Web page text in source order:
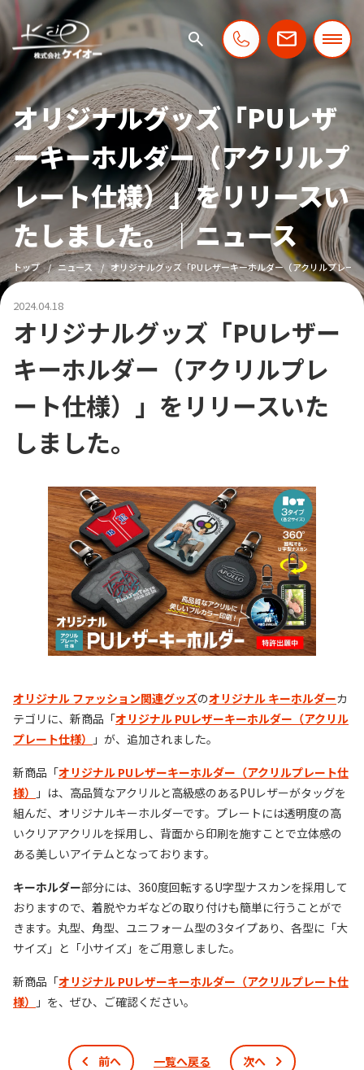
オリジナルグッズ「PUレザ
ーキーホルダー（アクリルプ
レート仕様）」をリリースい
たしました。｜ニュース
トップ ニュース オリジナルグッズ「PUレザーキーホルダー（アクリルプレー
2024.04.18
オリジナルグッズ「PUレザー
キーホルダー（アクリルプレ
ート仕様）」をリリースいた
しました。
オリジナル ファッション関連グッズのオリジナル キーホルダーカ
テゴリに、新商品「オリジナル PUレザーキーホルダー（アクリル
プレート仕様）
」が、追加されました。
新商品「オリジナル PUレザーキーホルダー（アクリルプレート仕
様）
」は、高品質なアクリルと高級感のあるPUレザーがタッグを
組んだ、オリジナルキーホルダーです。プレートには透明度の高
いクリアアクリルを採用し、背面から印刷を施すことで立体感の
ある美しいアイテムとなっております。
キーホルダー部分には、360度回転するU字型ナスカンを採用して
おりますので、着脱やカギなどの取り付けも簡単に行うことがで
きます。丸型、角型、ユニフォーム型の3タイプあり、各型に「大
サイズ」と「小サイズ」をご用意しました。
新商品「オリジナル PUレザーキーホルダー（アクリルプレート仕
様）
」を、ぜひ、ご確認ください。
前へ 一覧へ戻る 次へ